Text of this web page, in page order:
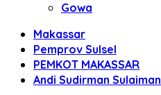
Gowa
Makassar
Pemprov Sulsel
PEMKOT MAKASSAR
Andi Sudirman Sulaiman